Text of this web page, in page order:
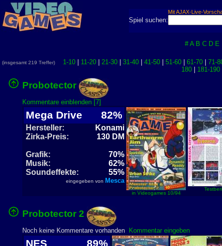
Mit AJAX-Live-
Spiel suchen:
# A B C D E
(insgesamt 219 Treffer) 1-10| 11-20| 21-30| 31-40| 41-50| 51-60| 61-70| 71-
180
181-190
Probotector
Kommentare einblenden [7]
Mega Drive 82%
Hersteller:
Konami
Zirka-Preis:
130 DM
Grafik:
70%
Musik:
62%
Soundeffekte:
55%
eingegeben von Mesca
in Videogames 10/94
Probotector 2
Noch keine Kommentare vorhanden Kommentar eingeben
NES 89%